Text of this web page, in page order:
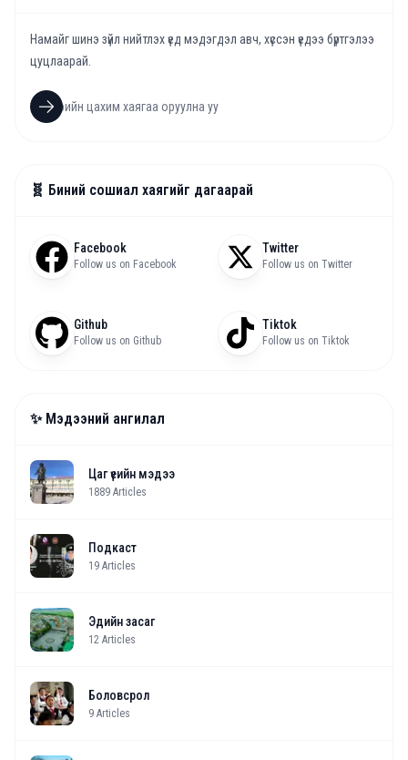
Намайг шинэ зүйл нийтлэх үед мэдэгдэл авч, хүссэн үедээ бүртгэлээ
цуцлаарай.
🧬 Биний сошиал хаягийг дагаарай
Facebook
Follow us on Facebook
Twitter
Follow us on Twitter
Github
Follow us on Github
Tiktok
Follow us on Tiktok
✨ Мэдээний ангилал
Цаг үеийн мэдээ
1889 Articles
Подкаст
19 Articles
Эдийн засаг
12 Articles
Боловсрол
9 Articles